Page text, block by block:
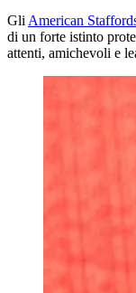
Gli American
di un forte istinto
attenti, amichevoli e